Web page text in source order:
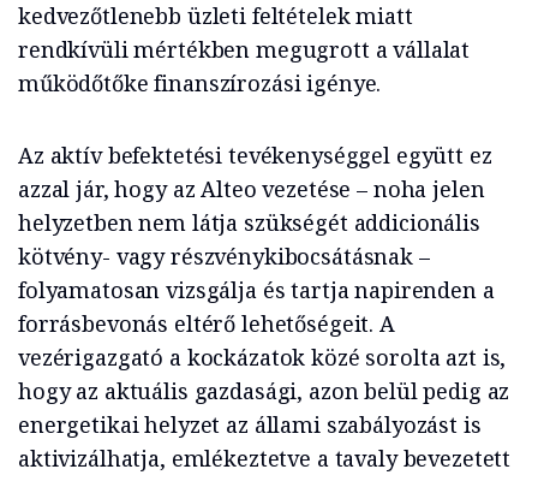
kedvezőtlenebb üzleti feltételek miatt
rendkívüli mértékben megugrott a vállalat
működőtőke finanszírozási igénye.
Az aktív befektetési tevékenységgel együtt ez
azzal jár, hogy az Alteo vezetése – noha jelen
helyzetben nem látja szükségét addicionális
kötvény- vagy részvénykibocsátásnak –
folyamatosan vizsgálja és tartja napirenden a
forrásbevonás eltérő lehetőségeit. A
vezérigazgató a kockázatok közé sorolta azt is,
hogy az aktuális gazdasági, azon belül pedig az
energetikai helyzet az állami szabályozást is
aktivizálhatja, emlékeztetve a tavaly bevezetett